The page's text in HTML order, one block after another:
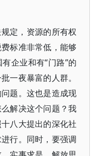
定，资源的所有权
标准非常低，能够
企业和有“门路”的
一夜暴富的人群。
题。这也是造成现
解决这个问题？我
八大提出的深化社
行。同时，要强调